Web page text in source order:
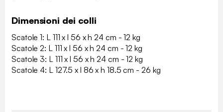
Dimensioni dei colli
Scatole 1: L 111 x l 56 x h 24 cm - 12 kg
Scatole 2: L 111 x l 56 x h 24 cm - 12 kg
Scatole 3: L 111 x l 56 x h 24 cm - 12 kg
Scatole 4: L 127.5 x l 86 x h 18.5 cm - 26 kg